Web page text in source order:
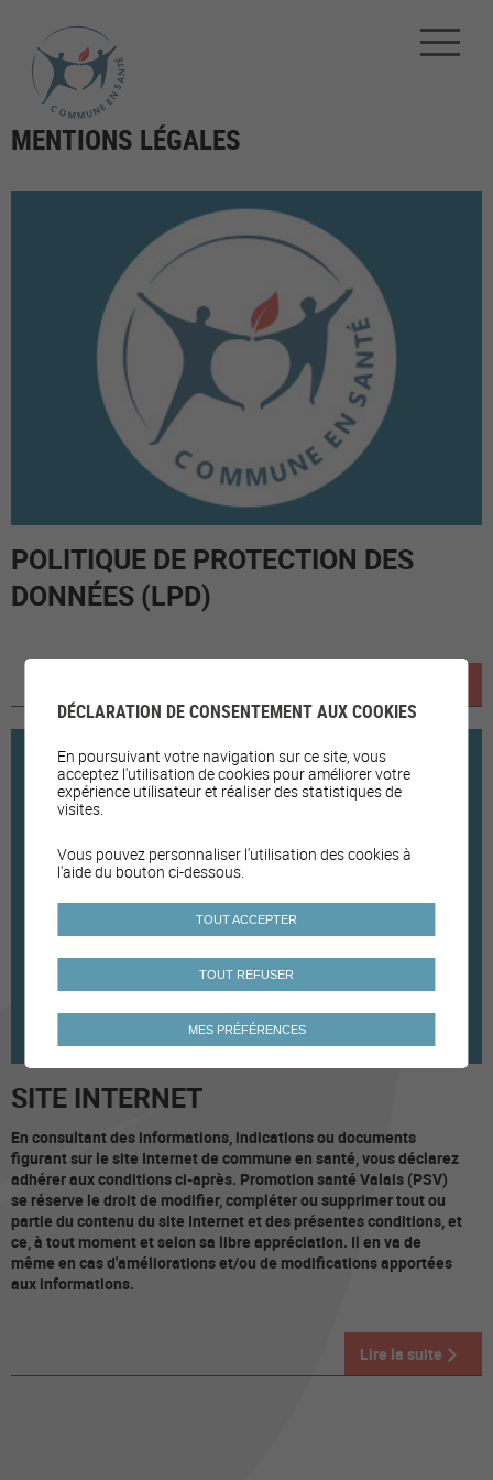
MENTIONS LÉGALES
POLITIQUE DE PROTECTION DES
DONNÉES (LPD)
SITE INTERNET
En consultant des informations, indications ou documents
figurant sur le site Internet de commune en santé, vous déclarez
adhérer aux conditions ci-après. Promotion santé Valais (PSV)
se réserve le droit de modifier, compléter ou supprimer tout ou
partie du contenu du site Internet et des présentes conditions, et
ce, à tout moment et selon sa libre appréciation. Il en va de
même en cas d'améliorations et/ou de modifications apportées
aux informations.
Lire la suite
DÉCLARATION DE CONSENTEMENT AUX COOKIES
En poursuivant votre navigation sur ce site, vous
acceptez l'utilisation de cookies pour améliorer votre
expérience utilisateur et réaliser des statistiques de
visites.
Vous pouvez personnaliser l'utilisation des cookies à
l'aide du bouton ci-dessous.
TOUT ACCEPTER
TOUT REFUSER
MES PRÉFÉRENCES